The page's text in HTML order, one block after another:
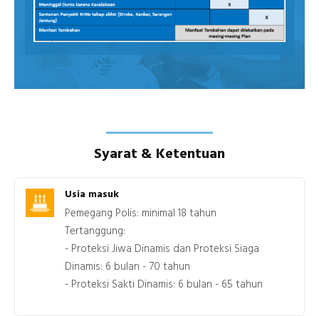
Syarat & Ketentuan
Usia masuk
Pemegang Polis: minimal 18 tahun
Tertanggung:
- Proteksi Jiwa Dinamis dan Proteksi Siaga
Dinamis: 6 bulan - 70 tahun
- Proteksi Sakti Dinamis: 6 bulan - 65 tahun